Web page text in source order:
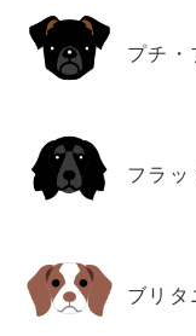
プチ・
フラッ
ブリタ